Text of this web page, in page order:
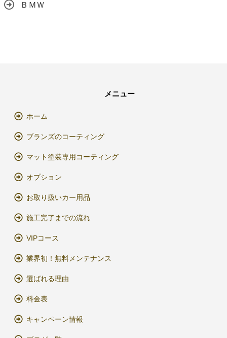
ＢＭＷ
メニュー
ホーム
ブランズのコーティング
マット塗装専用コーティング
オプション
お取り扱いカー用品
施工完了までの流れ
VIPコース
業界初！無料メンテナンス
選ばれる理由
料金表
キャンペーン情報